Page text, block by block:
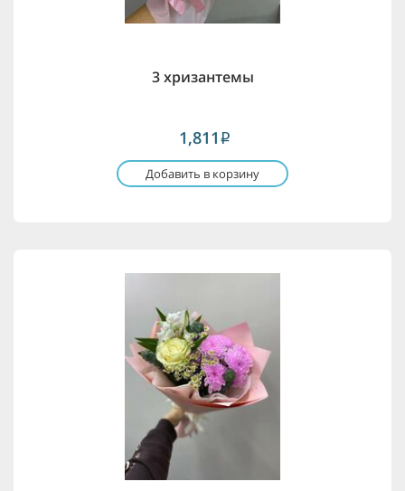
3 хризантемы
1,811 i
Добавить в корзину